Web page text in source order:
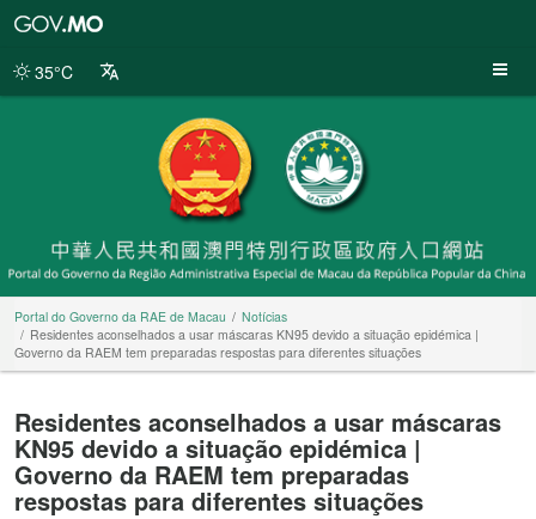
da
35°C
Portal do Governo da RAE de Macau
Notícias
Residentes aconselhados a usar máscaras KN95 devido a situação epidémica |
Governo da RAEM tem preparadas respostas para diferentes situações
Residentes aconselhados a usar máscaras
KN95 devido a situação epidémica |
Governo da RAEM tem preparadas
respostas para diferentes situações